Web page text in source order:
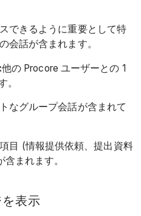
できるように重要として特
会話が含まれます。
他の Procore ユーザーとの 1
。
なグループ会話が含まれて
目 (情報提供依頼、提出資料
まれます。
表示